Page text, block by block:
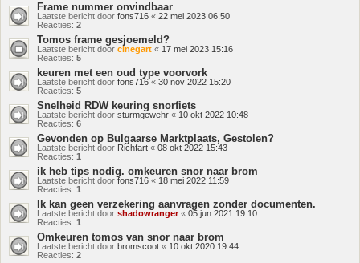
Frame nummer onvindbaar
Laatste bericht door fons716 « 22 mei 2023 06:50
Reacties: 2
Tomos frame gesjoemeld?
Laatste bericht door cinegart « 17 mei 2023 15:16
Reacties: 5
keuren met een oud type voorvork
Laatste bericht door fons716« 30 nov 2022 15:20
Reacties: 5
Snelheid RDW keuring snorfiets
Laatste bericht door sturmgewehr « 10 okt 2022 10:48
Reacties: 6
Gevonden op Bulgaarse Marktplaats, Gestolen?
Laatste bericht door Richfart « 08 okt 2022 15:43
Reacties: 1
ik heb tips nodig. omkeuren snor naar brom
Laatste bericht doorfons716 « 18 mei 2022 11:59
Reacties: 1
Ik kan geen verzekering aanvragen zonder documenten.
Laatste bericht door shadowranger« 05 jun 2021 19:10
Reacties: 1
Omkeuren tomos van snor naar brom
Laatste bericht door bromscoot « 10 okt 2020 19:44
Reacties: 2